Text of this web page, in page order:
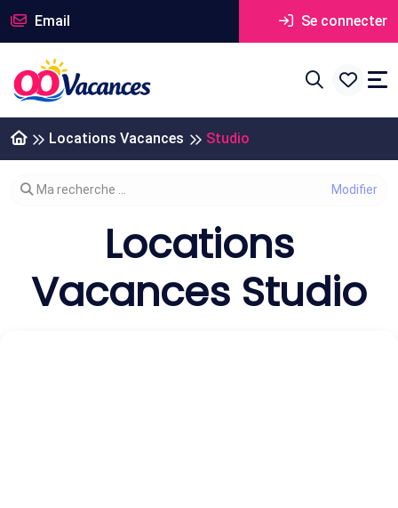
Email Se connecter
Locations Vacances Studio
Modifier votre recherche
Ma recherche ...
Locations
Vacances Studio